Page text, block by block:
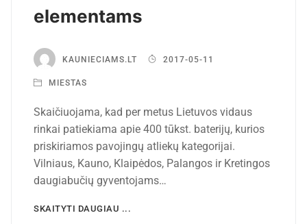
elementams
KAUNIECIAMS.LT 2017-05-11
MIESTAS
Skaičiuojama, kad per metus Lietuvos vidaus
rinkai patiekiama apie 400 tūkst. baterijų, kurios
priskiriamos pavojingų atliekų kategorijai.
Vilniaus, Kauno, Klaipėdos, Palangos ir Kretingos
daugiabučių gyventojams…
SKAITYTI DAUGIAU ...